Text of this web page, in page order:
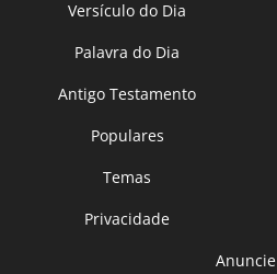
Versículo do Dia
Palavra do Dia
Antigo Testamento
Populares
Temas
Privacidade
Anuncie